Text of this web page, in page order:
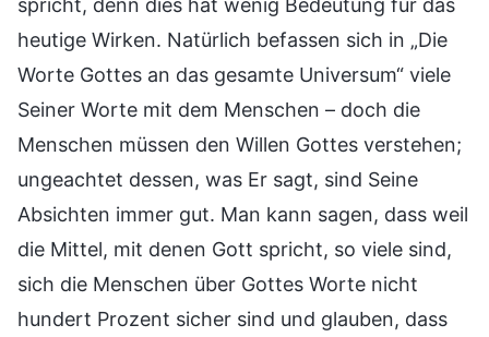
heutige Wirken. Natürlich befassen sich in „Die
Worte Gottes an das gesamte Universum“ viele
Seiner Worte mit dem Menschen – doch die
Menschen müssen den Willen Gottes verstehen;
ungeachtet dessen, was Er sagt, sind Seine
Absichten immer gut. Man kann sagen, dass weil
die Mittel, mit denen Gott spricht, so viele sind,
sich die Menschen über Gottes Worte nicht
hundert Prozent sicher sind und glauben, dass